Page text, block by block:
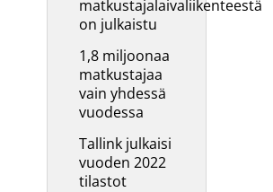
matkustajalaivaliikenteestä
on julkaistu
1,8 miljoonaa
matkustajaa
vain yhdessä
vuodessa
Tallink julkaisi
vuoden 2022
tilastot